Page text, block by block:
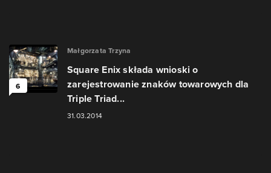
6
Małgorzata Trzyna
Square Enix składa wnioski o
zarejestrowanie znaków towarowych dla
Triple Triad...
31.03.2014